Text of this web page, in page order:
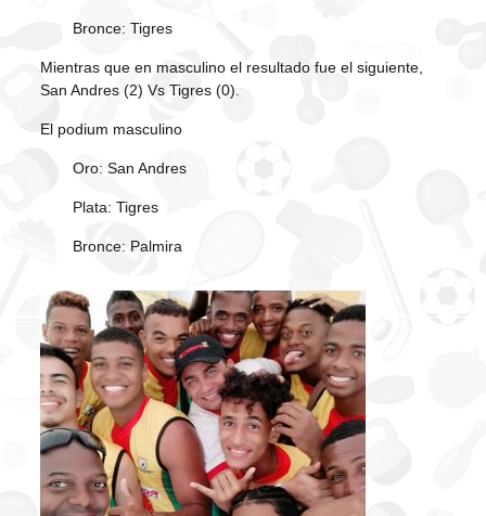
Bronce: Tigres
Mientras que en masculino el resultado fue el siguiente,
San Andres (2) Vs Tigres (0).
El podium masculino
Oro: San Andres
Plata: Tigres
Bronce: Palmira